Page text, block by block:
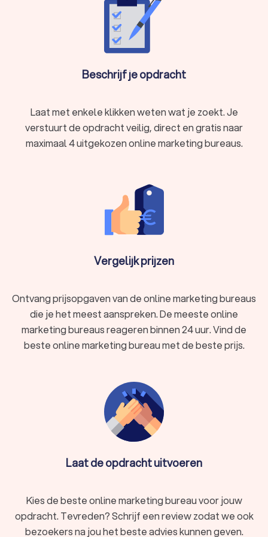
Beschrijf je opdracht
Laat met enkele klikken weten wat je zoekt. Je
verstuurt de opdracht veilig, direct en gratis naar
maximaal 4 uitgekozen online marketing bureaus.
Vergelijk prijzen
Ontvang prijsopgaven van de online marketing bureaus
die je het meest aanspreken. De meeste online
marketing bureaus reageren binnen 24 uur. Vind de
beste online marketing bureau met de beste prijs.
Laat de opdracht uitvoeren
Kies de beste online marketing bureau voor jouw
opdracht. Tevreden? Schrijf een review zodat we ook
bezoekers na jou het beste advies kunnen geven.